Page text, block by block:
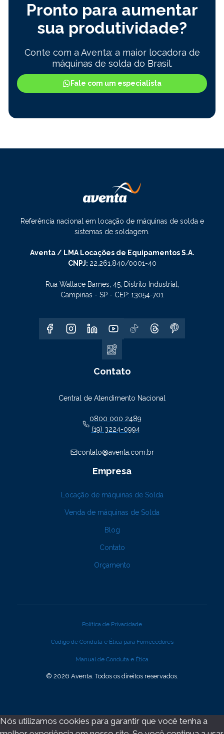
Pronto para aumentar
sua produtividade?
Conte com a Aventa: a maior locadora de
máquinas de solda do Brasil.
Fale com um especialista
Referência nacional em locação de máquinas de solda e
sistemas de soldagem.
Aventa / LMA Locações de Equipamentos S.A.
CNPJ: 22.261.840/0001-40
Rua Wallace Barnes, 45, Distrito Industrial,
Campinas - SP - CEP: 13054-701
Contato
Central de Atendimento Nacional
0800 000 2489
(19) 3224-0994
contato@aventa.com.br
Empresa
Locação de máquinas de Solda
Venda de máquinas de Solda
Blog
Contato
Orçamento
© 2026 Aventa. Todos os direitos reservados.
Política de Privacidade
Código de Conduta e Ética para Fornecedores
Manual de Conduta e Ética
Nós utilizamos cookies para garantir que você tenha a